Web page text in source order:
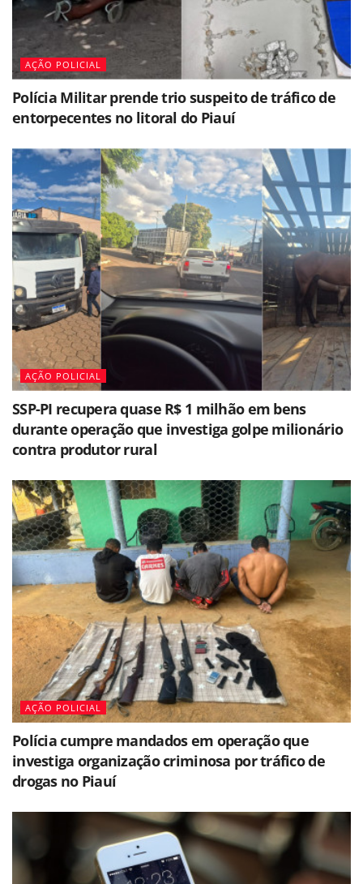
AÇÃO POLICIAL
Polícia Militar prende trio suspeito de tráfico de
entorpecentes no litoral do Piauí
AÇÃO POLICIAL
SSP-PI recupera quase R$ 1 milhão em bens
durante operação que investiga golpe milionário
contra produtor rural
AÇÃO POLICIAL
Polícia cumpre mandados em operação que
investiga organização criminosa por tráfico de
drogas no Piauí